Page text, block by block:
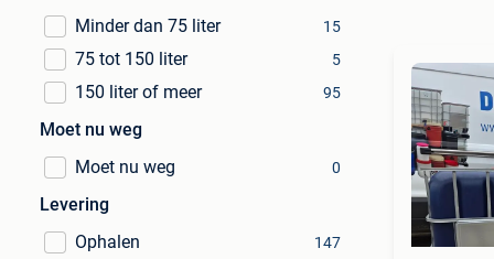
Minder dan 75 liter
15
75 tot 150 liter 5
150 liter of meer 95
Moet nu weg
Moet nu weg
0
Levering
Ophalen
147